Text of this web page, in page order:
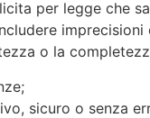
per legge
o la
sicuro o senza